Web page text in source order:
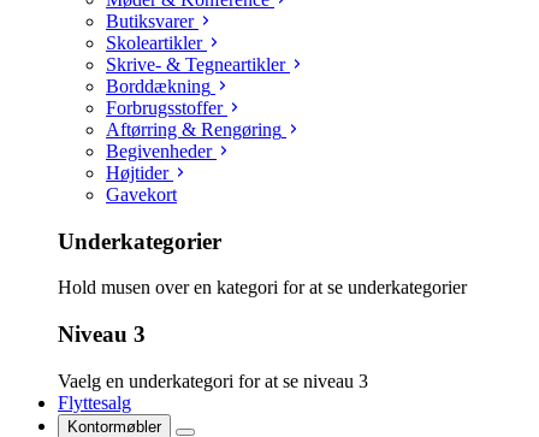
Butiksvarer
Skoleartikler
Skrive- & Tegneartikler
Borddækning
Forbrugsstoffer
Aftørring & Rengøring
Begivenheder
Højtider
Gavekort
Underkategorier
Hold musen over en kategori for at se underkategorier
Niveau 3
Vaelg en underkategori for at se niveau 3
Flyttesalg
Kontormøbler